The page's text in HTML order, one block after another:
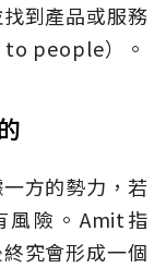
到產品或服務
people）。
方的勢力，若
風險。Amit指
究會形成一個